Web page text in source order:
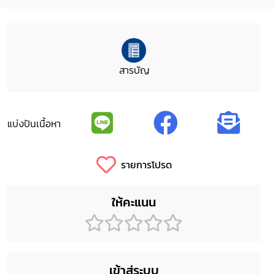
สารบัญ
แบ่งปันเนื้อหา
รายการโปรด
ให้คะแนน
เข้าสู่ระบบ